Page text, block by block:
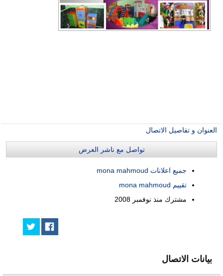
العنوان و تفاصيل الاتصال
تواصل مع ناشر العرض
جميع اعلانات mona mahmoud
تقييم mona mahmoud
مشترك منذ نوفمبر 2008
بيانات الاتصال